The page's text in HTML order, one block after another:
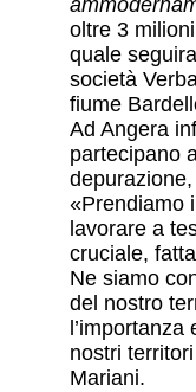
oltre 3
quale
società
fiume
Ad Angera
partecipano
«Prendiamo
lavorare a
cruciale,
Ne siamo
del nostro
nostri
Mariani.